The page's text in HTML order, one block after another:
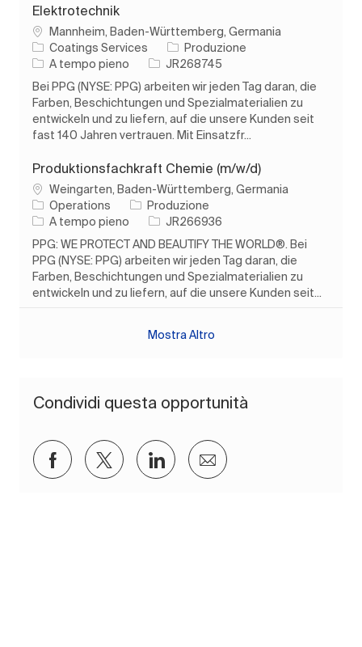
Elektrotechnik
Ubicazione
Mannheim, Baden-Württemberg, Germania
Coatings Services
Categoria
Produzione
Tipo di lavoro
A tempo pieno ID processo
JR268745
Bei PPG (NYSE: PPG) arbeiten wir jeden Tag daran, die
Farben, Beschichtungen und Spezialmaterialien zu
entwickeln und zu liefern, auf die unsere Kunden seit
fast 140 Jahren vertrauen. Mit Einsatzfr...
Produktionsfachkraft Chemie (m/w/d)
Ubicazione
Weingarten, Baden-Württemberg, Germania
Operations
Categoria
Produzione
Tipo di lavoro
A tempo pieno ID processo
JR266936
PPG: WE PROTECT AND BEAUTIFY THE WORLD®. Bei
PPG (NYSE: PPG) arbeiten wir jeden Tag daran, die
Farben, Beschichtungen und Spezialmaterialien zu
entwickeln und zu liefern, auf die unsere Kunden seit...
Mostra Altro
Condividi questa opportunità
Condividi su Facebook
Condividi via twitter
Condividi tramite LinkedIn
Condividi via e-mail